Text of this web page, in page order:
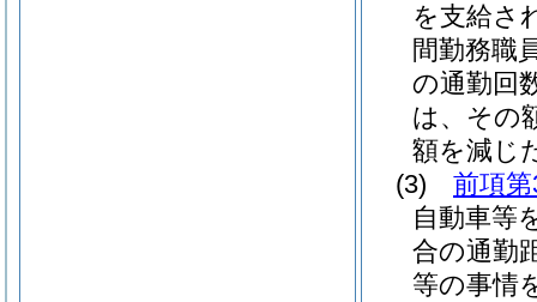
を支給さ
間勤務職
の通勤回
は、その
額を減じ
(3)
前項
自動車等
合の通勤
等の事情